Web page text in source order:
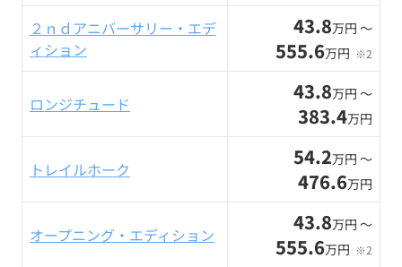
２ｎｄアニバーサリー・エデ
ィション
43.8万円 〜
555.6万円 ※2
ロンジチュード 43.8万円 〜
383.4万円
トレイルホーク 54.2万円 〜
476.6万円
オープニング・エディション 43.8万円 〜
555.6万円 ※2